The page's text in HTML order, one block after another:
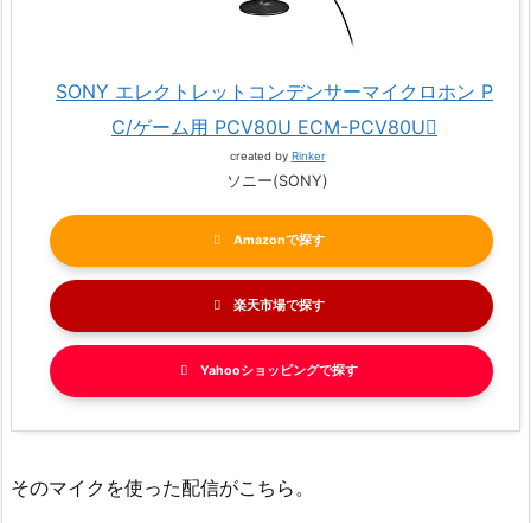
SONY エレクトレットコンデンサーマイクロホン P
C/ゲーム用 PCV80U ECM-PCV80U
created by Rinker
ソニー(SONY)
Amazon
楽天市場
Yahooショッピング
そのマイクを使った配信がこちら。